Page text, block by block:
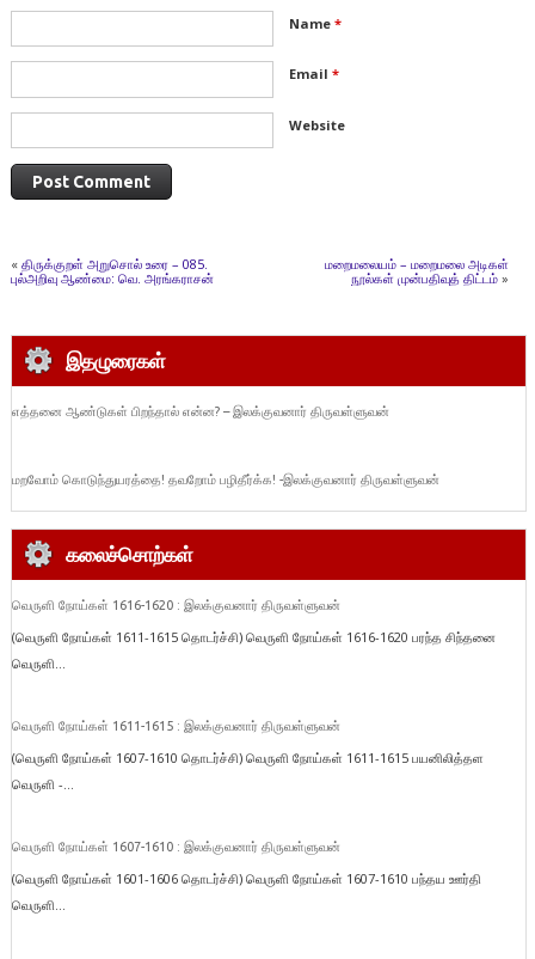
Name *
Email *
Website
« திருக்குறள் அறுசொல் உரை – 085.
புல்அறிவு ஆண்மை: வெ. அரங்கராசன்
மறைமலையம் – மறைமலை அடிகள்
நூல்கள் முன்பதிவுத் திட்டம் »
இதழுரைகள்
எத்தனை ஆண்டுகள் பிறந்தால் என்ன? – இலக்குவனார் திருவள்ளுவன்
மறவோம் கொடுந்துயரத்தை! தவறோம் பழிதீர்க்க! -இலக்குவனார் திருவள்ளுவன்
கலைச்சொற்கள்
வெருளி நோய்கள் 1616-1620 : இலக்குவனார் திருவள்ளுவன்
(வெருளி நோய்கள் 1611-1615 தொடர்ச்சி) வெருளி நோய்கள் 1616-1620 பரந்த சிந்தனை
வெருளி...
வெருளி நோய்கள் 1611-1615 : இலக்குவனார் திருவள்ளுவன்
(வெருளி நோய்கள் 1607-1610 தொடர்ச்சி) வெருளி நோய்கள் 1611-1615 பயனிலித்தள
வெருளி -...
வெருளி நோய்கள் 1607-1610 : இலக்குவனார் திருவள்ளுவன்
(வெருளி நோய்கள் 1601-1606 தொடர்ச்சி) வெருளி நோய்கள் 1607-1610 பந்தய ஊர்தி
வெருளி...